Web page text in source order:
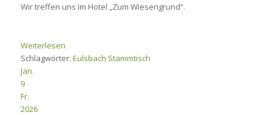
Wir treffen uns im Hotel „Zum Wiesengrund“.
Weiterlesen
Schlagwörter: Eulsbach Stammtisch
Jan.
9
Fr.
2026